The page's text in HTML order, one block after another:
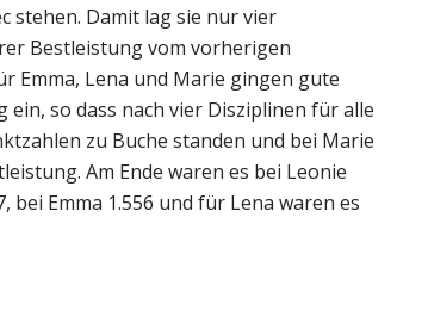
stehen. Damit lag sie nur vier
Bestleistung vom vorherigen
Emma, Lena und Marie gingen gute
ein, so dass nach vier Disziplinen für alle
zu Buche standen und bei Marie
Am Ende waren es bei Leonie
bei Emma 1.556 und für Lena waren es